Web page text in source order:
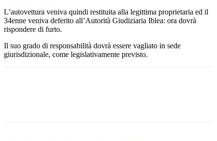
L’autovettura veniva quindi restituita alla legittima proprietaria ed il
34enne veniva deferito all’Autorità Giudiziaria Iblea: ora dovrà
rispondere di furto.
Il suo grado di responsabilità dovrà essere vagliato in sede
giurisdizionale, come legislativamente previsto.